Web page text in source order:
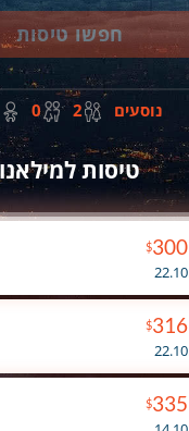
חפשו טיסות
נוסעים 2מבוגרים
0
טיסות למילאנו
300
$
316
$
335
$